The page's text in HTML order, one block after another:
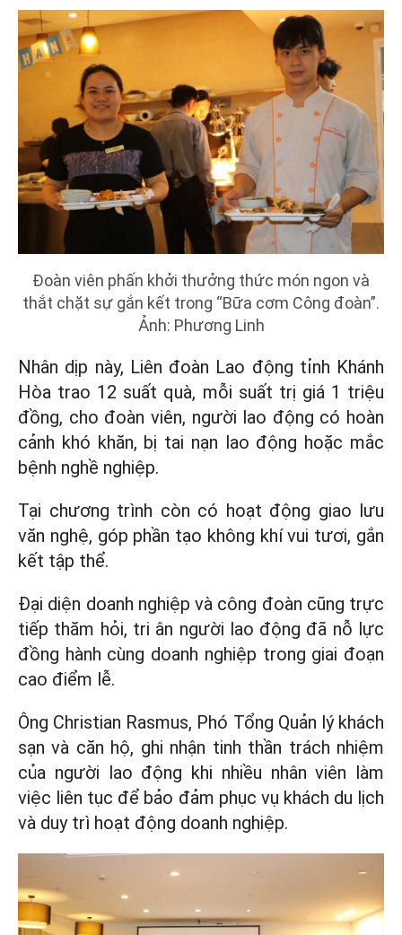
Đoàn viên phấn khởi thưởng thức món ngon và
thắt chặt sự gắn kết trong “Bữa cơm Công đoàn”.
Ảnh: Phương Linh
Nhân dịp này, Liên đoàn Lao động tỉnh Khánh
Hòa trao 12 suất quà, mỗi suất trị giá 1 triệu
đồng, cho đoàn viên, người lao động có hoàn
cảnh khó khăn, bị tai nạn lao động hoặc mắc
bệnh nghề nghiệp.
Tại chương trình còn có hoạt động giao lưu
văn nghệ, góp phần tạo không khí vui tươi, gắn
kết tập thể.
Đại diện doanh nghiệp và công đoàn cũng trực
tiếp thăm hỏi, tri ân người lao động đã nỗ lực
đồng hành cùng doanh nghiệp trong giai đoạn
cao điểm lễ.
Ông Christian Rasmus, Phó Tổng Quản lý khách
sạn và căn hộ, ghi nhận tinh thần trách nhiệm
của người lao động khi nhiều nhân viên làm
việc liên tục để bảo đảm phục vụ khách du lịch
và duy trì hoạt động doanh nghiệp.